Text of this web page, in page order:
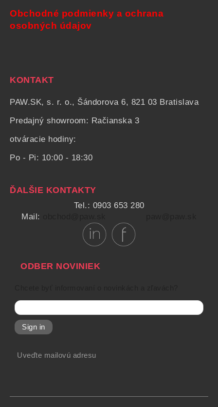
Obchodné podmienky a ochrana
osobných údajov
KONTAKT
PAW.SK, s. r. o., Šándorova 6, 821 03 Bratislava
Predajný showroom: Račianska 3
otváracie hodiny:
Po - Pi: 10:00 - 18:30
ĎALŠIE KONTAKTY
Tel.: 0903 653 280
Mail:
ODBER NOVINIEK
Sign in
Uveďte mailovú adresu